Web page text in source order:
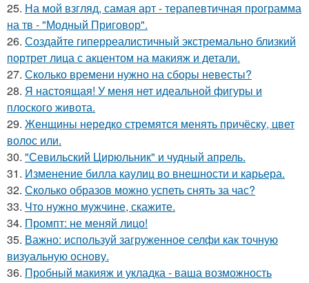
25. На мой взгляд, самая арт - терапевтичная программа
на тв - "Модный Приговор".
26. Создайте гиперреалистичный экстремально близкий
портрет лица с акцентом на макияж и детали.
27. Сколько времени нужно на сборы невесты?
28. Я настоящая! У меня нет идеальной фигуры и
плоского живота.
29. Женщины нередко стремятся менять причёску, цвет
волос или.
30. "Севильский Цирюльник" и чудный апрель.
31. Изменение билла каулиц во внешности и карьера.
32. Сколько образов можно успеть снять за час?
33. Что нужно мужчине, скажите.
34. Промпт: не меняй лицо!
35. Важно: используй загруженное селфи как точную
визуальную основу.
36. Пробный макияж и укладка - ваша возможность